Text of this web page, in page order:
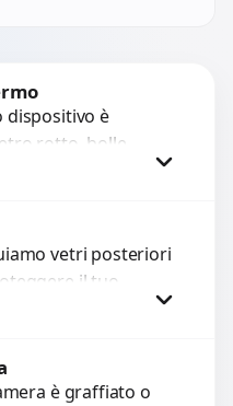
dispositivo è
rotto, bolle,
o pixel morti?
era: 200,00 €.
attuale è: 165,00 €.
vetri posteriori
il tuo
l’estetica
era: 85,00 €.
attuale è: 65,00 €.
è graffiato o